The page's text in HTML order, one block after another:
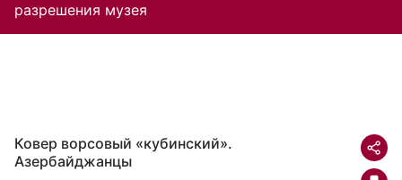
разрешения музея
Ковер ворсовый «кубинский».
Азербайджанцы